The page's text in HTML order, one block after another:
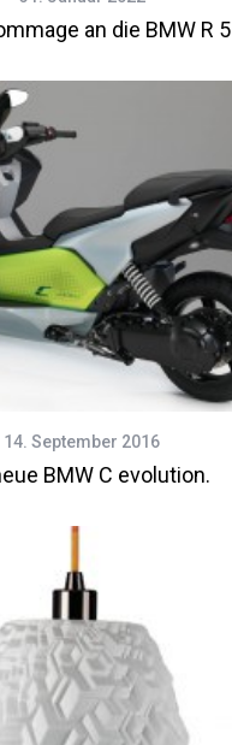
an die BMW R 5
14. September 2016
BMW C evolution.